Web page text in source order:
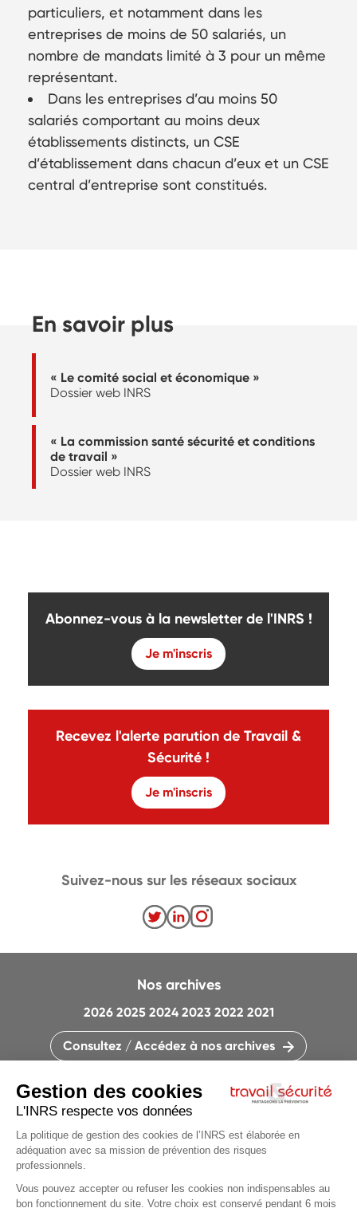
particuliers, et notamment dans les
entreprises de moins de 50 salariés, un
nombre de mandats limité à 3 pour un même
représentant.
Dans les entreprises d’au moins 50
salariés comportant au moins deux
établissements distincts, un CSE
d’établissement dans chacun d’eux et un CSE
central d’entreprise sont constitués.
En savoir plus
« Le comité social et économique »
Dossier web INRS
« La commission santé sécurité et conditions
de travail »
Dossier web INRS
Abonnez-vous à la newsletter de l'INRS !
Je m'inscris
Recevez l'alerte parution de Travail &
Sécurité !
Je m'inscris
CONTACTEZ LA RÉDACTION
QUI SOMMES-NOUS ?
PLAN DU SITE
Nos archives
2026 2025 2024 2023 2022 2021
Consultez / Accédez à nos archives
Suivez-nous sur les réseaux sociaux